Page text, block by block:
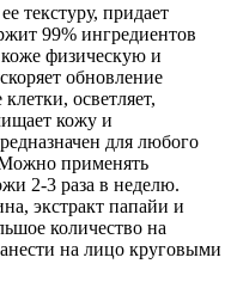
текстуру, придает
99% ингредиентов
физическую и
обновление
осветляет,
кожу и
для любого
применять
2-3 раза в неделю.
экстракт папайи и
количество на
на лицо круговыми